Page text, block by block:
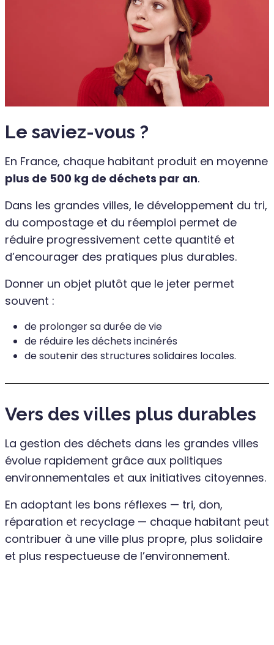
Le saviez-vous ?
En France, chaque habitant produit en moyenne
plus de 500 kg de déchets par an.
Dans les grandes villes, le développement du tri,
du compostage et du réemploi permet de
réduire progressivement cette quantité et
d’encourager des pratiques plus durables.
Donner un objet plutôt que le jeter permet
souvent :
de prolonger sa durée de vie
de réduire les déchets incinérés
de soutenir des structures solidaires locales.
Vers des villes plus durables
La gestion des déchets dans les grandes villes
évolue rapidement grâce aux politiques
environnementales et aux initiatives citoyennes.
En adoptant les bons réflexes — tri, don,
réparation et recyclage — chaque habitant peut
contribuer à une ville plus propre, plus solidaire
et plus respectueuse de l’environnement.